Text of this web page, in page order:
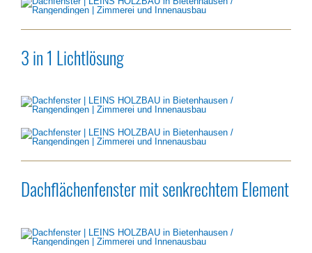
3 in 1 Lichtlösung
Dachflächenfenster mit senkrechtem Element